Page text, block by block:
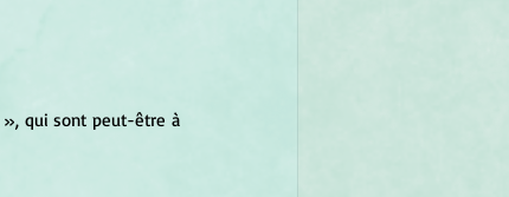
», qui sont peut-être à